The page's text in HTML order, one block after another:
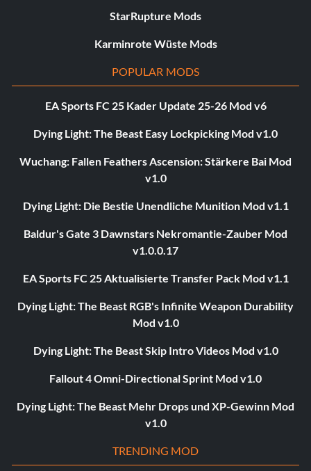
StarRupture Mods
Karminrote Wüste Mods
POPULAR MODS
EA Sports FC 25 Kader Update 25-26 Mod v6
Dying Light: The Beast Easy Lockpicking Mod v1.0
Wuchang: Fallen Feathers Ascension: Stärkere Bai Mod
v1.0
Dying Light: Die Bestie Unendliche Munition Mod v1.1
Baldur's Gate 3 Dawnstars Nekromantie-Zauber Mod
v1.0.0.17
EA Sports FC 25 Aktualisierte Transfer Pack Mod v1.1
Dying Light: The Beast RGB's Infinite Weapon Durability
Mod v1.0
Dying Light: The Beast Skip Intro Videos Mod v1.0
Fallout 4 Omni-Directional Sprint Mod v1.0
Dying Light: The Beast Mehr Drops und XP-Gewinn Mod
v1.0
TRENDING MOD